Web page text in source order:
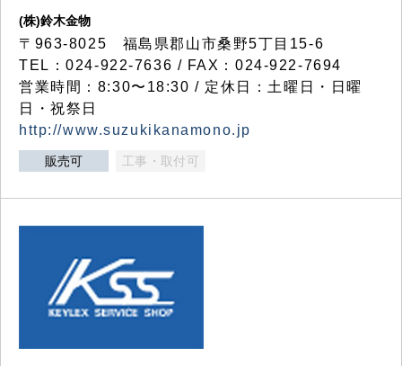
(株)鈴木金物
〒963-8025 福島県郡山市桑野5丁目15-6
TEL：024-922-7636 / FAX：024-922-7694
営業時間：8:30〜18:30 / 定休日：土曜日・日曜
日・祝祭日
http://www.suzukikanamono.jp
販売可 工事・取付可